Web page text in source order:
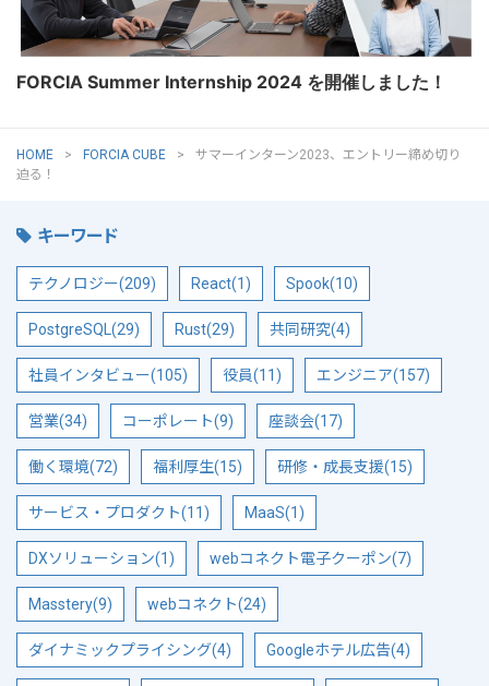
FORCIA Summer Internship 2024 を開催しました！
HOME FORCIA CUBE
サマーインターン2023、エントリー締め切り
迫る！
キーワード
テクノロジー(209) React(1) Spook(10)
PostgreSQL(29) Rust(29) 共同研究(4)
社員インタビュー(105) 役員(11) エンジニア(157)
営業(34) コーポレート(9) 座談会(17)
働く環境(72) 福利厚生(15) 研修・成長支援(15)
サービス・プロダクト(11) MaaS(1)
DXソリューション(1) webコネクト電子クーポン(7)
Masstery(9) webコネクト(24)
ダイナミックプライシング(4) Googleホテル広告(4)